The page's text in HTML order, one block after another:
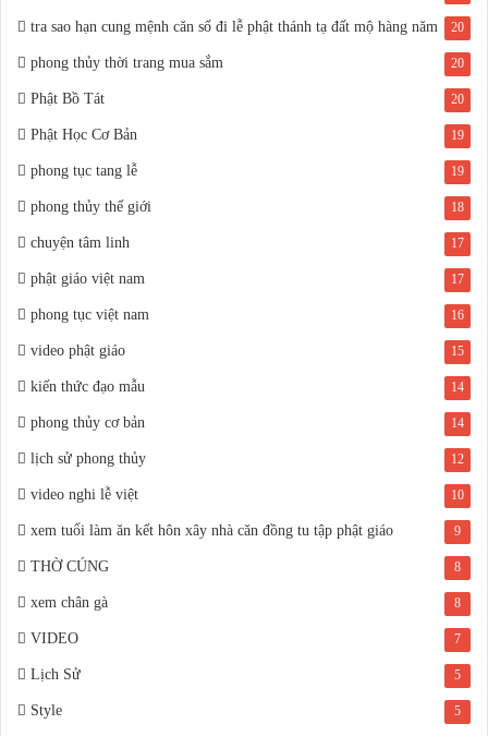
tra sao hạn cung mệnh căn số đi lễ phật thánh tạ đất mộ hàng năm 20
phong thủy thời trang mua sắm 20
Phật Bồ Tát 20
Phật Học Cơ Bản 19
phong tục tang lễ 19
phong thủy thế giới 18
chuyện tâm linh 17
phật giáo việt nam 17
phong tục việt nam 16
video phật giáo 15
kiến thức đạo mẫu 14
phong thủy cơ bản 14
lịch sử phong thủy 12
video nghi lễ việt 10
xem tuổi làm ăn kết hôn xây nhà căn đồng tu tập phật giáo 9
THỜ CÚNG 8
xem chân gà 8
VIDEO 7
Lịch Sử 5
Style 5